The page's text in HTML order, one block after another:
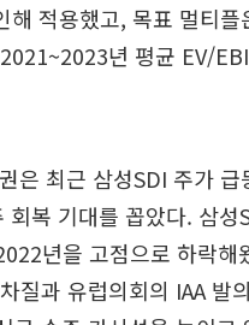
해 적용했고, 목표 멀티플
년 평균 EV/
은 최근 삼성SDI 주가 급
회복 기대를 꼽았다. 삼성
년을 고점으로 하락해
질과 유럽의회의 IAA 발